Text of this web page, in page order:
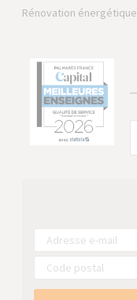
Rénovation énergétique